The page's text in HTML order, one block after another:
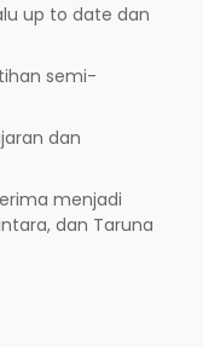
up to date dan
semi-
dan
menjadi
dan Taruna